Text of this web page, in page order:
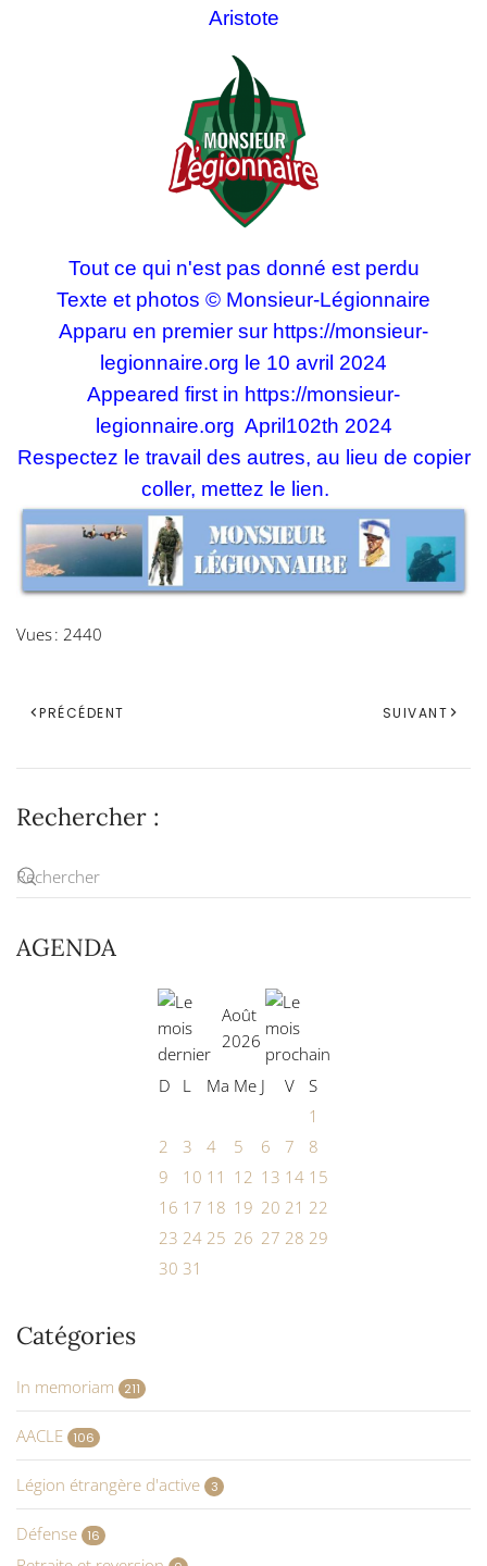
Aristote
Tout ce qui n'est pas donné est perdu
Texte et photos © Monsieur-Légionnaire
Apparu en premier sur https://monsieur-
legionnaire.org le 10 avril 2024
Appeared first in https://monsieur-
legionnaire.org April102th 2024
Respectez le travail des autres, au lieu de copier
coller, mettez le lien.
Vues : 2440
PRÉCÉDENT SUIVANT
Rechercher :
AGENDA
Août
2026
D L Ma Me J V
S
1
2
3 4 5 6 7
8
9
10 11 12 13 14 15
16 17 18 19 20 21 22
23 24 25 26 27 28 29
30 31
Catégories
In memoriam 211
AACLE 106
Légion étrangère d'active 3
Défense 16